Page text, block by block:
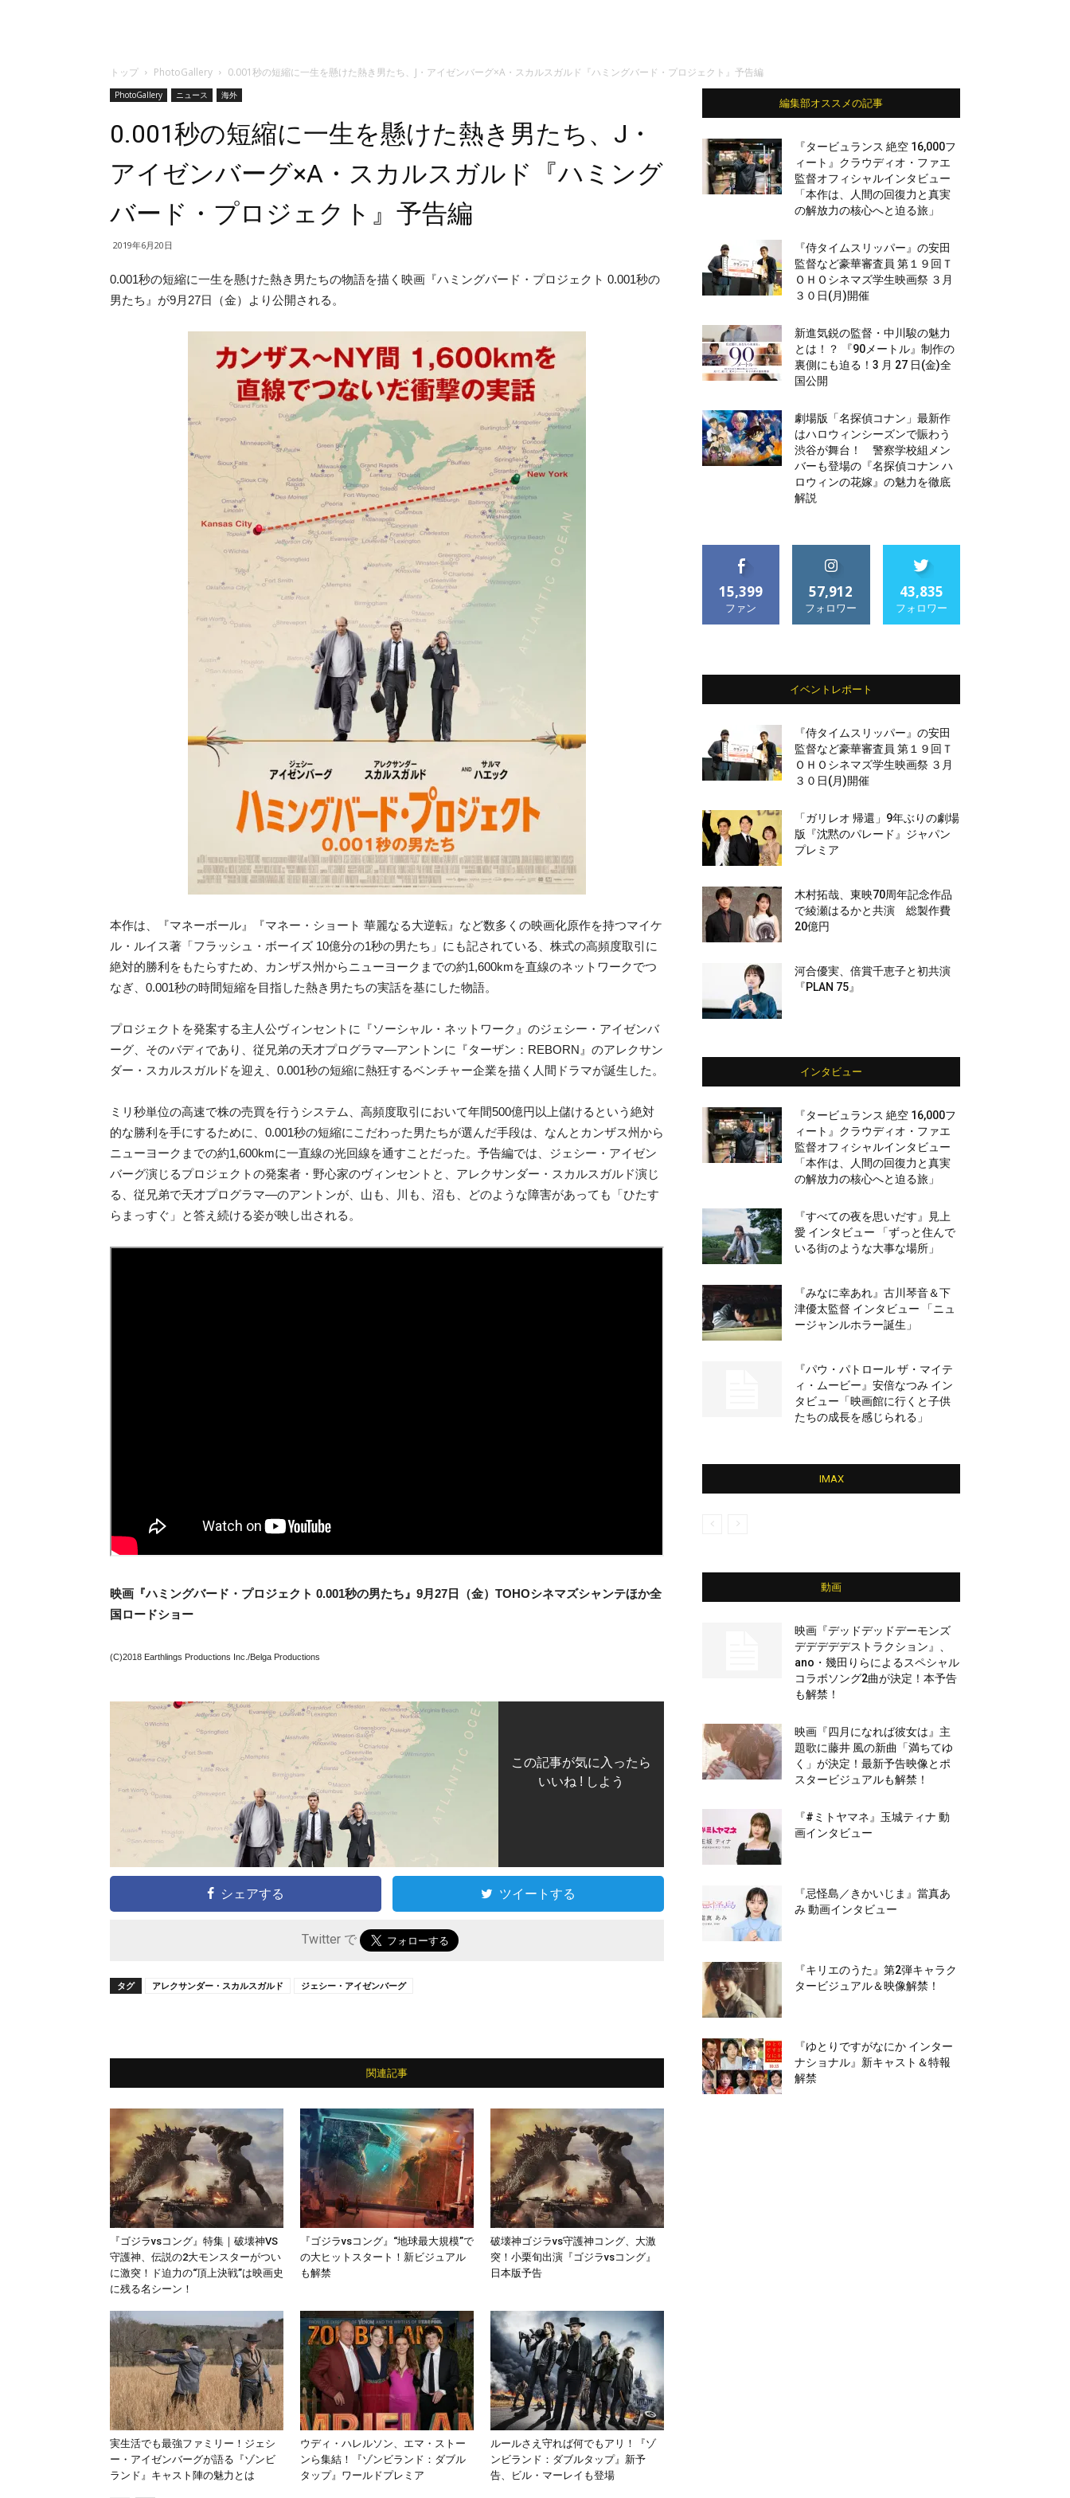
トップ PhotoGallery 0.001秒の短縮に一生を懸けた熱き男たち、J・アイゼンバーグ×A・スカルスガルド『ハミングバード・プロジェクト』予告編
PhotoGallery ニュース 海外
0.001秒の短縮に一生を懸けた熱き男たち、J・
アイゼンバーグ×A・スカルスガルド『ハミング
バード・プロジェクト』予告編
2019年6月20日
0.001秒の短縮に一生を懸けた熱き男たちの物語を描く映画『ハミングバード・プロジェクト 0.001秒の
男たち』が9月27日（金）より公開される。
本作は、『マネーボール』『マネー・ショート 華麗なる大逆転』など数多くの映画化原作を持つマイケ
ル・ルイス著「フラッシュ・ボーイズ 10億分の1秒の男たち」にも記されている、株式の高頻度取引に
絶対的勝利をもたらすため、カンザス州からニューヨークまでの約1,600kmを直線のネットワークでつ
なぎ、0.001秒の時間短縮を目指した熱き男たちの実話を基にした物語。
プロジェクトを発案する主人公ヴィンセントに『ソーシャル・ネットワーク』のジェシー・アイゼンバ
ーグ、そのバディであり、従兄弟の天才プログラマ―アントンに『ターザン：REBORN』のアレクサン
ダー・スカルスガルドを迎え、0.001秒の短縮に熱狂するベンチャー企業を描く人間ドラマが誕生した。
ミリ秒単位の高速で株の売買を行うシステム、高頻度取引において年間500億円以上儲けるという絶対
的な勝利を手にするために、0.001秒の短縮にこだわった男たちが選んだ手段は、なんとカンザス州から
ニューヨークまでの約1,600kmに一直線の光回線を通すことだった。予告編では、ジェシー・アイゼン
バーグ演じるプロジェクトの発案者・野心家のヴィンセントと、アレクサンダー・スカルスガルド演じ
る、従兄弟で天才プログラマ―のアントンが、山も、川も、沼も、どのような障害があっても「ひたす
らまっすぐ」と答え続ける姿が映し出される。
映画『ハミングバード・プロジェクト 0.001秒の男たち』9月27日（金）TOHOシネマズシャンテほか全
国ロードショー
(C)2018 Earthlings Productions Inc./Belga Productions
この記事が気に入ったら
いいね ! しよう
シェアする ツイートする
Twitter で
タグ アレクサンダー・スカルスガルド ジェシー・アイゼンバーグ
関連記事
『ゴジラvsコング』特集｜破壊神VS
守護神、伝説の2大モンスターがつい
に激突！ド迫力の“頂上決戦”は映画史
に残る名シーン！
『ゴジラvsコング』“地球最大規模”で
の大ヒットスタート！新ビジュアル
も解禁
破壊神ゴジラvs守護神コング、大激
突！小栗旬出演『ゴジラvsコング』
日本版予告
実生活でも最強ファミリー！ジェシ
ー・アイゼンバーグが語る『ゾンビ
ランド』キャスト陣の魅力とは
ウディ・ハレルソン、エマ・ストー
ンら集結！『ゾンビランド：ダブル
タップ』ワールドプレミア
ルールさえ守れば何でもアリ！『ゾ
ンビランド：ダブルタップ』新予
告、ビル・マーレイも登場
編集部オススメの記事
『タービュランス 絶空 16,000フ
ィート』クラウディオ・ファエ
監督オフィシャルインタビュー
「本作は、人間の回復力と真実
の解放力の核心へと迫る旅」
『侍タイムスリッパー』の安田
監督など豪華審査員 第１９回Ｔ
ＯＨＯシネマズ学生映画祭 ３月
３０日(月)開催
新進気鋭の監督・中川駿の魅力
とは！？ 『90メートル』制作の
裏側にも迫る！3 月 27 日(金)全
国公開
劇場版「名探偵コナン」最新作
はハロウィンシーズンで賑わう
渋谷が舞台！ 警察学校組メン
バーも登場の『名探偵コナン ハ
ロウィンの花嫁』の魅力を徹底
解説
15,399
ファン
57,912
フォロワー
43,835
フォロワー
イベントレポート
『侍タイムスリッパー』の安田
監督など豪華審査員 第１９回Ｔ
ＯＨＯシネマズ学生映画祭 ３月
３０日(月)開催
「ガリレオ 帰還」9年ぶりの劇場
版『沈黙のパレード』ジャパン
プレミア
木村拓哉、東映70周年記念作品
で綾瀬はるかと共演 総製作費
20億円
河合優実、倍賞千恵子と初共演
『PLAN 75』
インタビュー
『タービュランス 絶空 16,000フ
ィート』クラウディオ・ファエ
監督オフィシャルインタビュー
「本作は、人間の回復力と真実
の解放力の核心へと迫る旅」
『すべての夜を思いだす』見上
愛 インタビュー 「ずっと住んで
いる街のような大事な場所」
『みなに幸あれ』古川琴音＆下
津優太監督 インタビュー 「ニュ
ージャンルホラー誕生」
『パウ・パトロール ザ・マイテ
ィ・ムービー』安倍なつみ イン
タビュー「映画館に行くと子供
たちの成長を感じられる」
IMAX
動画
映画『デッドデッドデーモンズ
デデデデデストラクション』、
ano・幾田りらによるスペシャル
コラボソング2曲が決定！本予告
も解禁！
映画『四月になれば彼女は』主
題歌に藤井 風の新曲「満ちてゆ
く」が決定！最新予告映像とポ
スタービジュアルも解禁！
『#ミトヤマネ』玉城ティナ 動
画インタビュー
『忌怪島／きかいじま』當真あ
み 動画インタビュー
『キリエのうた』第2弾キャラク
タービジュアル＆映像解禁！
『ゆとりですがなにか インター
ナショナル』新キャスト＆特報
解禁